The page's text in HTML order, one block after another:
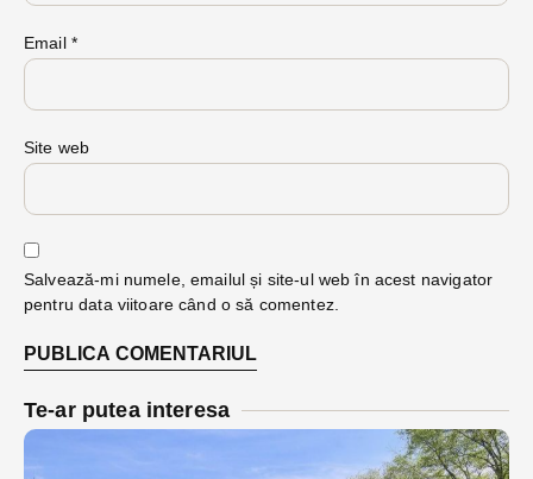
Email *
Site web
Salvează-mi numele, emailul și site-ul web în acest navigator
pentru data viitoare când o să comentez.
Te-ar putea interesa